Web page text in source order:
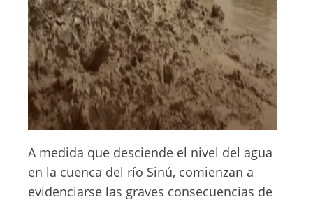
A medida que desciende el nivel del agua
en la cuenca del río Sinú, comienzan a
evidenciarse las graves consecuencias de